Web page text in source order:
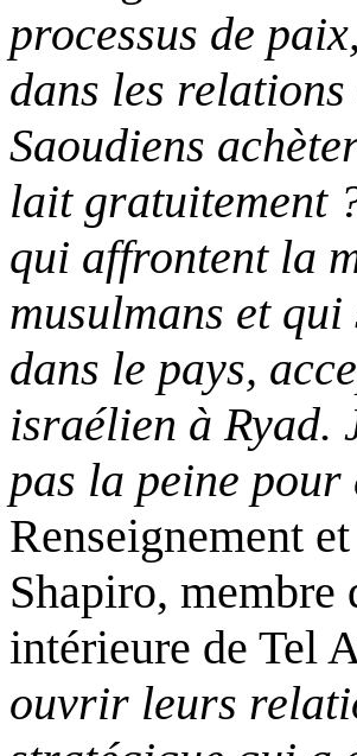
processus de
dans les
Saoudiens
lait gratuitement
qui affrontent la
musulmans et
dans le pays,
israélien à Ryad.
pas la peine pour
Renseignement
Shapiro, membre
intérieure de Tel
ouvrir leurs